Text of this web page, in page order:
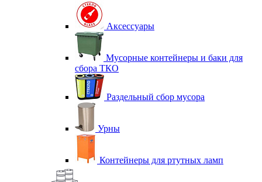
Аксессуары
Мусорные контейнеры и баки для
сбора ТКО
Раздельный сбор мусора
Урны
Контейнеры для ртутных ламп